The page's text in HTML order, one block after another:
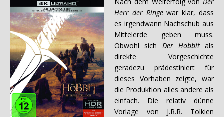
Herr der Ringewar klar, dass
es irgendwann Nachschub aus
Mittelerde geben muss.
Obwohl sich Der Hobbitals
direkte Vorgeschichte
geradezu prädestiniert für
dieses Vorhaben zeigte, war
die Produktion alles andere als
einfach. Die relativ dünne
Vorlage von J.R.R. Tolkien